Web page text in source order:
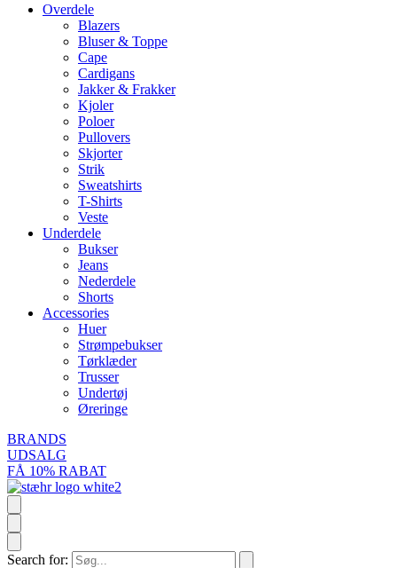
Overdele
Blazers
Bluser & Toppe
Cape
Cardigans
Jakker & Frakker
Kjoler
Poloer
Pullovers
Skjorter
Strik
Sweatshirts
T-Shirts
Veste
Underdele
Bukser
Jeans
Nederdele
Shorts
Accessories
Huer
Strømpebukser
Tørklæder
Trusser
Undertøj
Øreringe
BRANDS
UDSALG
FÅ 10% RABAT
Search for: